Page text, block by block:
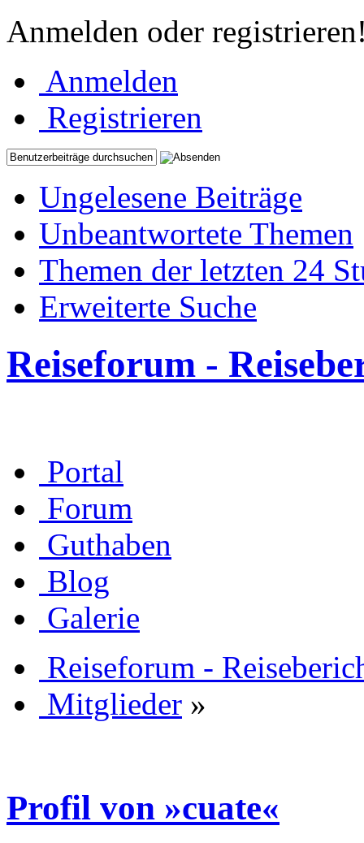
Anmelden oder
Anmelden
Registrieren
Ungelesene Beiträge
Unbeantwortete Themen
Themen der letzten 24
Erweiterte Suche
Reiseforum -
Portal
Forum
Guthaben
Blog
Galerie
Reiseforum -
Mitglieder »
Profil von »cuate«